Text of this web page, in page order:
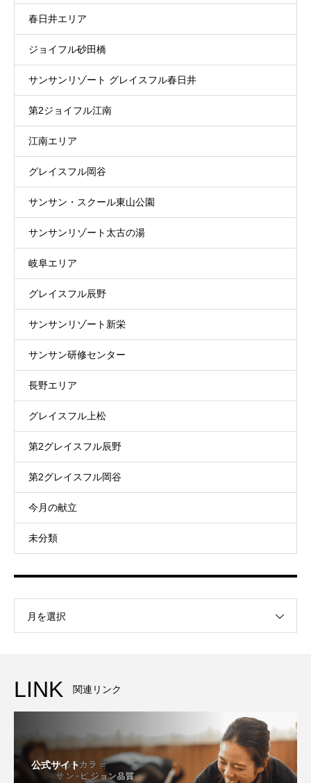
春日井エリア
ジョイフル砂田橋
サンサンリゾート グレイスフル春日井
第2ジョイフル江南
江南エリア
グレイスフル岡谷
サンサン・スクール東山公園
サンサンリゾート太古の湯
岐阜エリア
グレイスフル辰野
サンサンリゾート新栄
サンサン研修センター
長野エリア
グレイスフル上松
第2グレイスフル辰野
第2グレイスフル岡谷
今月の献立
未分類
月を選択
LINK 関連リンク
公式サイト